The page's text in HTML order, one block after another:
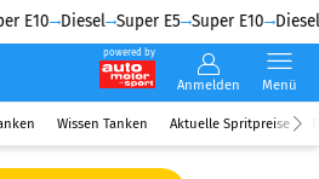
E10 Diesel Super E5 Super E10 Diesel
powered by
Anmelden Menü
Wissen Tanken Aktuelle Spritpreise